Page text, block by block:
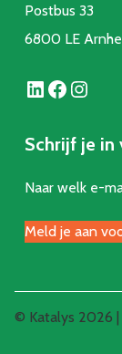
Postbus 33
6800 LE
LinkedIn Facebook Instagram
Schrijf je in
Naar welk e-
Meld je aan
© Katalys 2026 |